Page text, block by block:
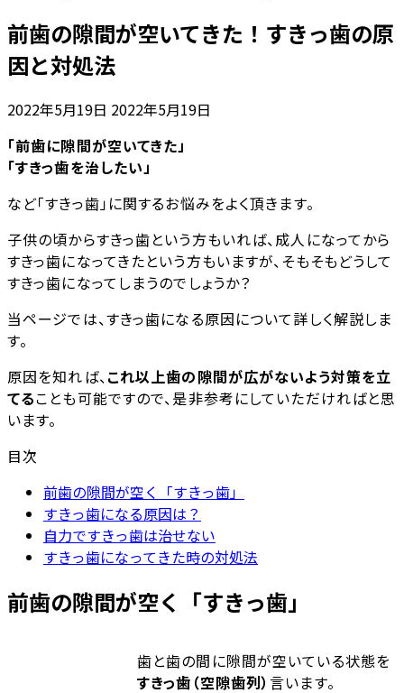
前歯の隙間が空いてきた！すきっ歯の原
因と対処法
2022年5月19日 最
更
新
日
時
:
2022年5月19日
「前歯に隙間が空いてきた」
「すきっ歯を治したい」
など「すきっ歯」に関するお悩みをよく頂きます。
子供の頃からすきっ歯という方もいれば、成人になってから
すきっ歯になってきたという方もいますが、そもそもどうして
すきっ歯になってしまうのでしょうか？
当ページでは、すきっ歯になる原因について詳しく解説しま
す。
原因を知れば、これ以上歯の隙間が広がないよう対策を立
てることも可能ですので、是非参考にしていただければと思
います。
目次
前歯の隙間が空く「すきっ歯」
すきっ歯になる原因は？
自力ですきっ歯は治せない
すきっ歯になってきた時の対処法
前歯の隙間が空く「すきっ歯」
歯と歯の間に隙間が空いている状態を
すきっ歯（空隙歯列）言います。